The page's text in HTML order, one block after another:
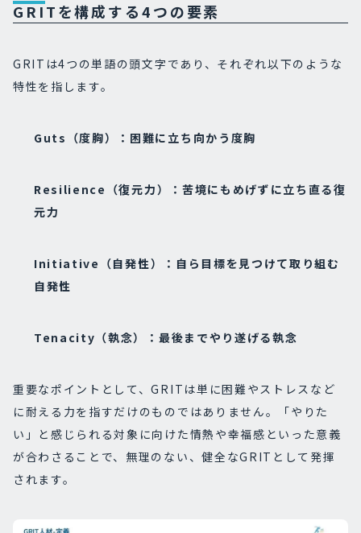
GRITを構成する4つの要素
GRITは4つの単語の頭文字であり、それぞれ以下のような
特性を指します。
Guts（度胸）：困難に立ち向かう度胸
Resilience（復元力）：苦境にもめげずに立ち直る復
元力
Initiative（自発性）： 自ら目標を見つけて取り組む
自発性
Tenacity（執念）： 最後までやり遂げる執念
重要なポイントとして、GRITは単に困難やストレスなど
に耐える力を指すだけのものではありません。「やりた
い」と感じられる対象に向けた情熱や幸福感といった意義
が合わさることで、無理のない、健全なGRITとして発揮
されます。